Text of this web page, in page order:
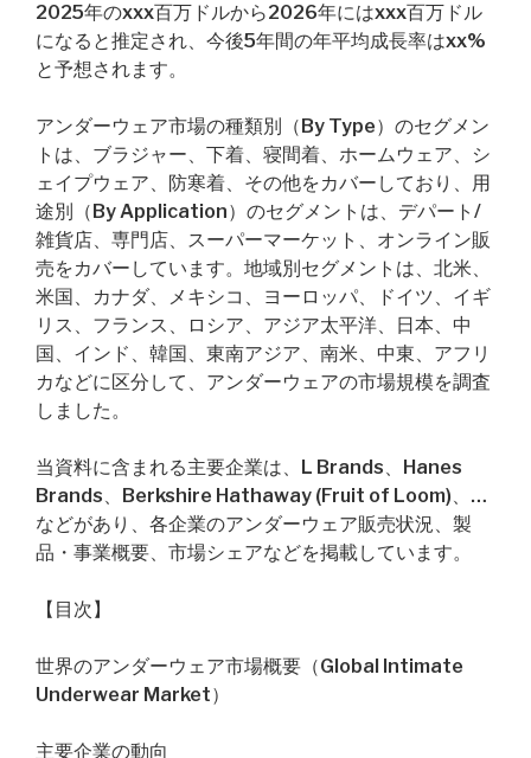
2025年のxxx百万ドルから2026年にはxxx百万ドル
になると推定され、今後5年間の年平均成長率はxx%
と予想されます。
アンダーウェア市場の種類別（By Type）のセグメン
トは、ブラジャー、下着、寝間着、ホームウェア、シ
ェイプウェア、防寒着、その他をカバーしており、用
途別（By Application）のセグメントは、デパート/
雑貨店、専門店、スーパーマーケット、オンライン販
売をカバーしています。地域別セグメントは、北米、
米国、カナダ、メキシコ、ヨーロッパ、ドイツ、イギ
リス、フランス、ロシア、アジア太平洋、日本、中
国、インド、韓国、東南アジア、南米、中東、アフリ
カなどに区分して、アンダーウェアの市場規模を調査
しました。
当資料に含まれる主要企業は、L Brands、Hanes
Brands、Berkshire Hathaway (Fruit of Loom)、…
などがあり、各企業のアンダーウェア販売状況、製
品・事業概要、市場シェアなどを掲載しています。
【目次】
世界のアンダーウェア市場概要（Global Intimate
Underwear Market）
主要企業の動向